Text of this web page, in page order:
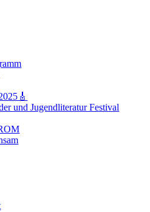
und Jugendliteratur Festival